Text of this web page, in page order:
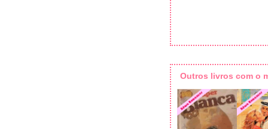
Outros livros com o